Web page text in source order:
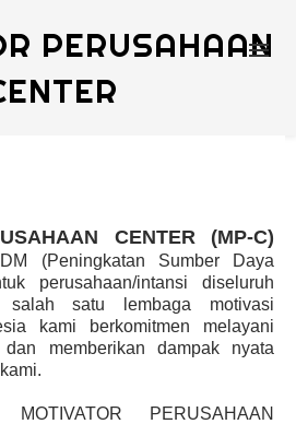
PERUSAHAAN
CENTER (MP-C)
(Peningkatan Sumber Daya
perusahaan/intansi diseluruh
salah satu lembaga motivasi
kami berkomitmen melayani
memberikan dampak nyata
MOTIVATOR PERUSAHAAN